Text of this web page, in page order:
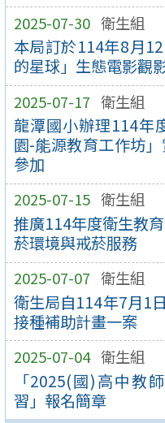
2025-07-30 衛生組
本局訂於114年8月
的星球」生態電影觀
2025-07-17 衛生組
龍潭國小辦理114年
園-能源教育工作坊
參加
2025-07-15 衛生組
推廣114年度衛生教
菸環境與戒菸服務
2025-07-07 衛生組
衛生局自114年7月1
接種補助計畫一案
2025-07-04 衛生組
「2025(國)高中教
習」報名簡章